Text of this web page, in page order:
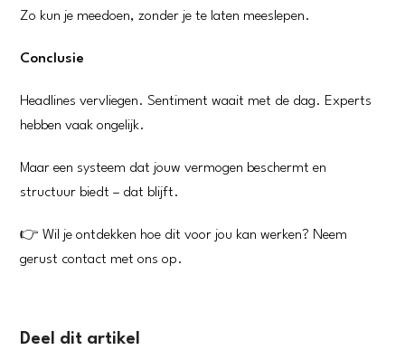
Zo kun je meedoen, zonder je te laten meeslepen.
Conclusie
Headlines vervliegen. Sentiment waait met de dag. Experts
hebben vaak ongelijk.
Maar een systeem dat jouw vermogen beschermt en
structuur biedt – dat blijft.
👉 Wil je ontdekken hoe dit voor jou kan werken? Neem
gerust contact met ons op.
Deel dit artikel